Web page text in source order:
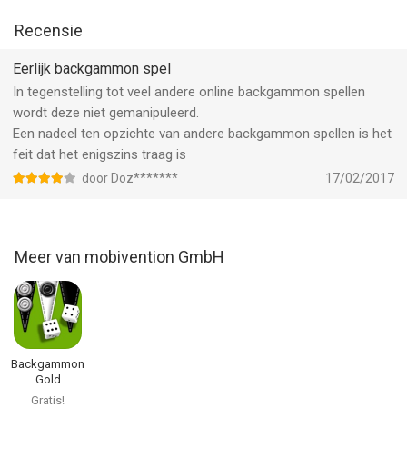
Recensie
Eerlijk backgammon spel
In tegenstelling tot veel andere online backgammon spellen
wordt deze niet gemanipuleerd.
Een nadeel ten opzichte van andere backgammon spellen is het
feit dat het enigszins traag is
door Doz******* 17/02/2017
Meer van mobivention GmbH
Backgammon
Gold
Gratis!